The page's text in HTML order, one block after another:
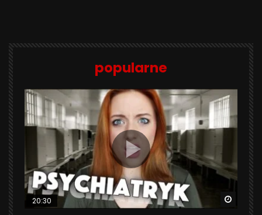
popularne
20:30